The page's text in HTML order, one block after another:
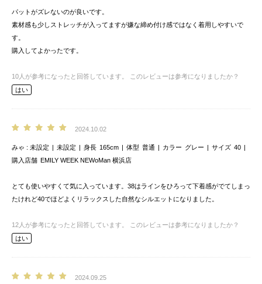
パットがズレないのが良いです。
素材感も少しストレッチが入ってますが嫌な締め付け感ではなく着用しやすいで
す。
購入してよかったです。
10 人が参考になったと回答しています。
このレビューは参考になりましたか？
はい
2024.10.02
みゃ 未設定 未設定 身長 165cm 体型 普通 カラー グレー サイズ 40
購入店舗 EMILY WEEK NEWoMan 横浜店
とても使いやすくて気に入っています。38はラインをひろって下着感がでてしまっ
たけれど40でほどよくリラックスした自然なシルエットになりました。
12 人が参考になったと回答しています。
このレビューは参考になりましたか？
はい
2024.09.25